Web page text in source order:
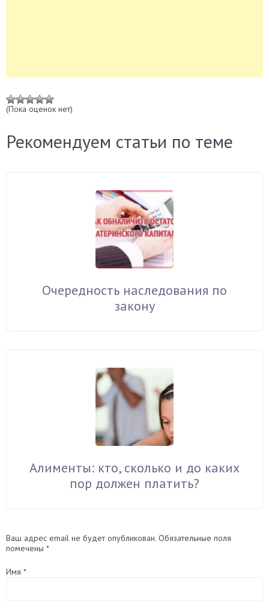
(Пока оценок нет)
Рекомендуем статьи по теме
Очередность наследования по
закону
Алименты: кто, сколько и до каких
пор должен платить?
Ваш адрес email не будет опубликован. Обязательные поля
помечены *
Имя *